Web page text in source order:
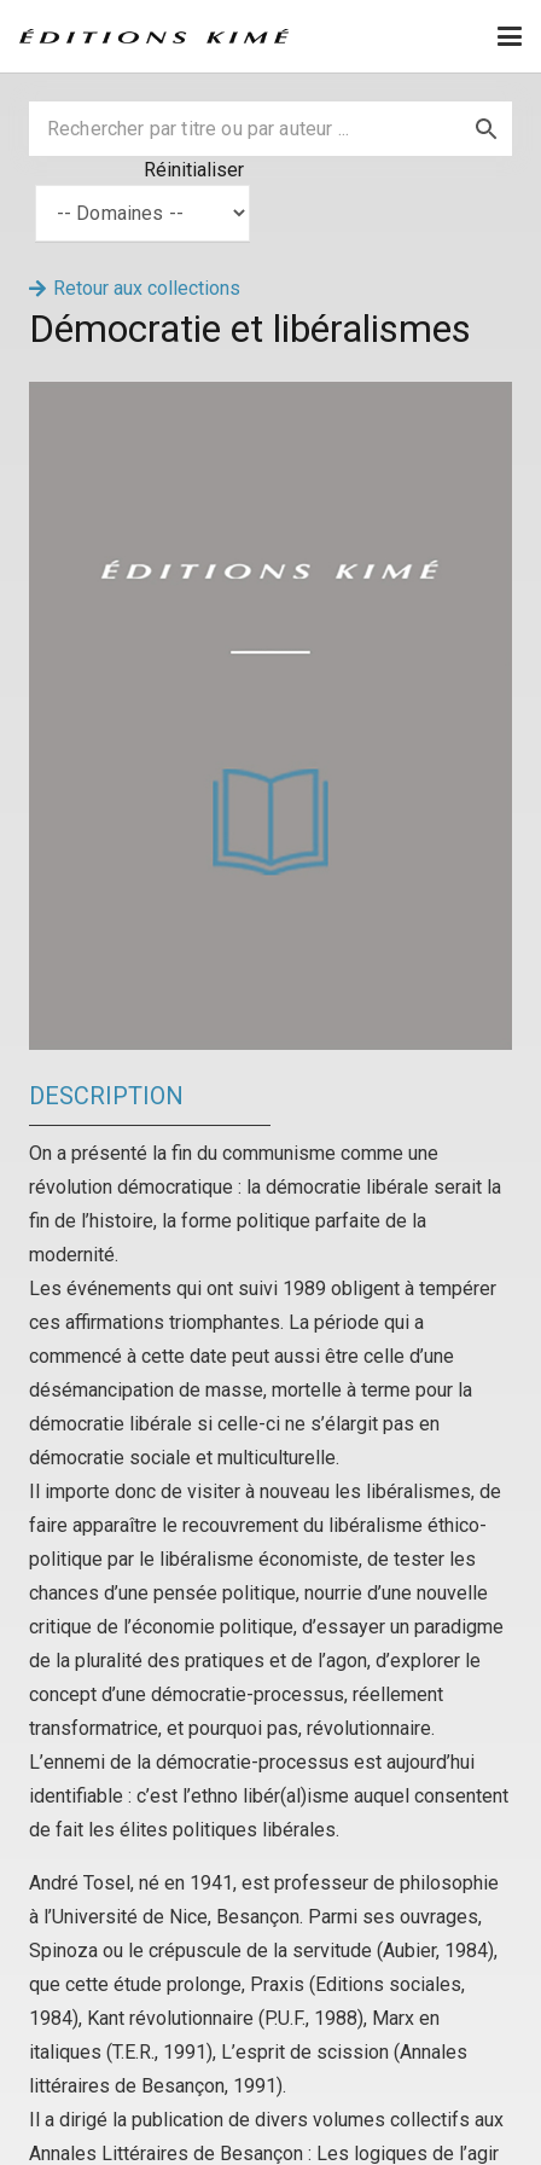
Réinitialiser
Retour aux collections
Démocratie et libéralismes
DESCRIPTION
On a présenté la fin du communisme comme une
révolution démocratique : la démocratie libérale serait la
fin de l’histoire, la forme politique parfaite de la
modernité.
Les événements qui ont suivi 1989 obligent à tempérer
ces affirmations triomphantes. La période qui a
commencé à cette date peut aussi être celle d’une
désémancipation de masse, mortelle à terme pour la
démocratie libérale si celle-ci ne s’élargit pas en
démocratie sociale et multiculturelle.
Il importe donc de visiter à nouveau les libéralismes, de
faire apparaître le recouvrement du libéralisme éthico-
politique par le libéralisme économiste, de tester les
chances d’une pensée politique, nourrie d’une nouvelle
critique de l’économie politique, d’essayer un paradigme
de la pluralité des pratiques et de l’agon, d’explorer le
concept d’une démocratie-processus, réellement
transformatrice, et pourquoi pas, révolutionnaire.
L’ennemi de la démocratie-processus est aujourd’hui
identifiable : c’est l’ethno libér(al)isme auquel consentent
de fait les élites politiques libérales.
André Tosel, né en 1941, est professeur de philosophie
à l’Université de Nice, Besançon. Parmi ses ouvrages,
Spinoza ou le crépuscule de la servitude (Aubier, 1984),
que cette étude prolonge, Praxis (Editions sociales,
1984), Kant révolutionnaire (P.U.F., 1988), Marx en
italiques (T.E.R., 1991), L’esprit de scission (Annales
littéraires de Besançon, 1991).
Il a dirigé la publication de divers volumes collectifs aux
Annales Littéraires de Besançon : Les logiques de l’agir